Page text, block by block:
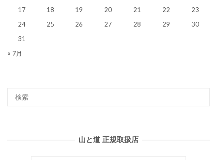
17
18 19 20 21 22
23
24
25 26 27 28 29
30
31
« 7月
山と道 正規取扱店